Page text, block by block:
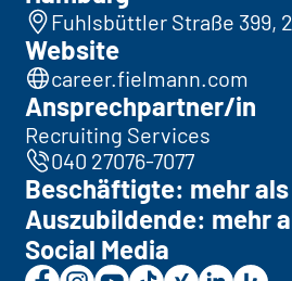
Fuhlsbüttler Straße 399,
Website
career.fielmann.com
Ansprechpartner/in
Recruiting Services
040 27076-7077
Beschäftigte: mehr
Auszubildende: mehr
Social Media